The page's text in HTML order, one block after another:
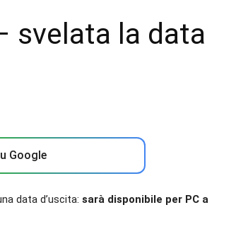
svelata la data
Google
data d’uscita: sarà disponibile per PC a